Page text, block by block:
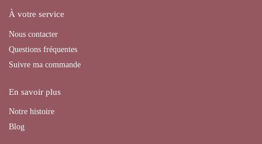
À votre service
Nous contacter
Questions fréquentes
Suivre ma commande
En savoir plus
Notre histoire
Blog